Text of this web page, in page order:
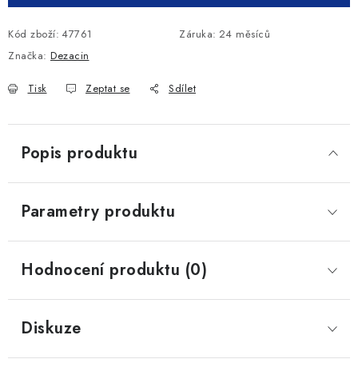
Kód zboží: 47761 Záruka: 24 měsíců
Značka: Dezacin
Tisk Zeptat se Sdílet
Popis produktu
Parametry produktu
Hodnocení produktu (0)
Diskuze